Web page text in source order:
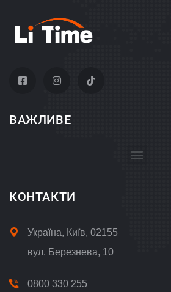
ВАЖЛИВЕ
КОНТАКТИ
Україна, Київ, 02155
вул. Березнева, 10
0800 330 255